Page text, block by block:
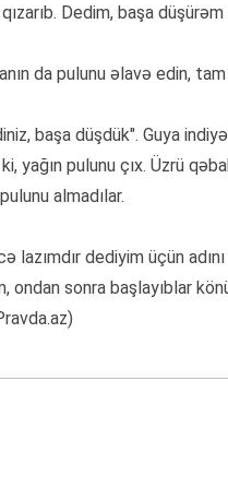
Dedim, başa
da pulunu əlavə edin,
başa düşdük". Guya
yağın pulunu çıx. Üzrü
almadılar.
lazımdır dediyim üçün
ondan sonra başlayıblar